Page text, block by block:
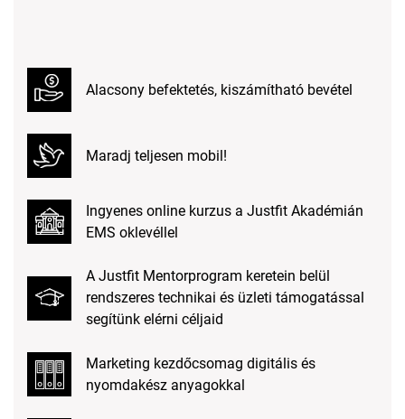
Alacsony befektetés, kiszámítható bevétel
Maradj teljesen mobil!
Ingyenes online kurzus a Justfit Akadémián
EMS oklevéllel
A Justfit Mentorprogram keretein belül
rendszeres technikai és üzleti támogatással
segítünk elérni céljaid
Marketing kezdőcsomag digitális és
nyomdakész anyagokkal